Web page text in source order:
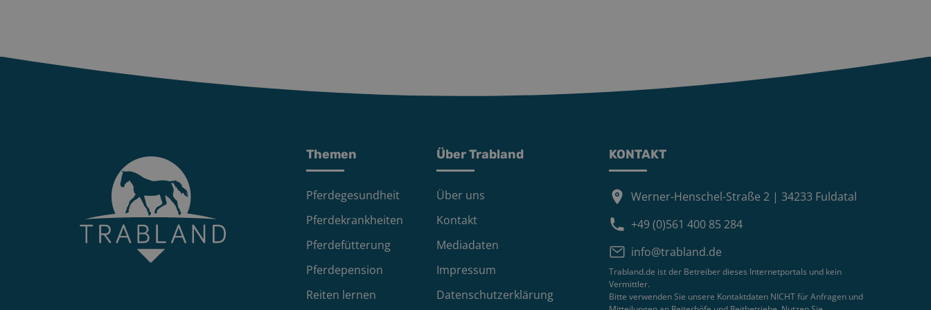
Themen
Pferdegesundheit
Pferdekrankheiten
Pferdefütterung
Pferdepension
Reiten lernen
Über Trabland
Über uns
Kontakt
Mediadaten
Impressum
Datenschutzerklärung
KONTAKT
Werner-Henschel-Straße 2 | 34233 Fuldatal
+49 (0)561 400 85 284
info@trabland.de
Trabland.de ist der Betreiber dieses Internetportals und kein
Vermittler.
Bitte verwenden Sie unsere Kontaktdaten NICHT für Anfragen und